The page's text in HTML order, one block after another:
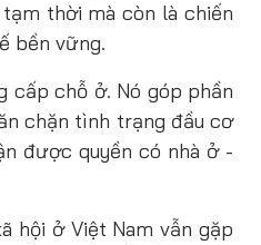
thời mà còn là chiến
bền vững.
cấp chỗ ở. Nó góp phần
chặn tình trạng đầu cơ
được quyền có nhà ở -
hội ở Việt Nam vẫn gặp